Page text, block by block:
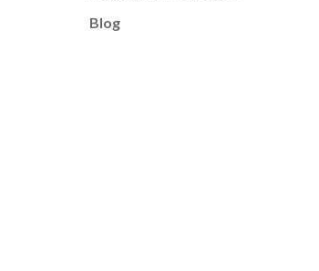
Blog